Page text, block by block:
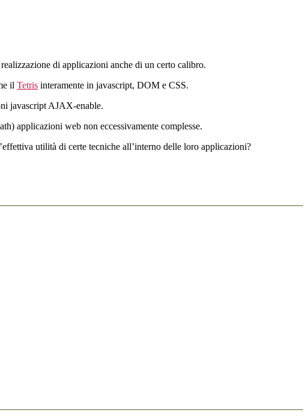
di applicazioni anche di un certo calibro.
il Tetris interamente in javascript, DOM e CSS.
javascript AJAX-enable.
applicazioni web non eccessivamente complesse.
utilità di certe tecniche all’interno delle loro applicazioni?